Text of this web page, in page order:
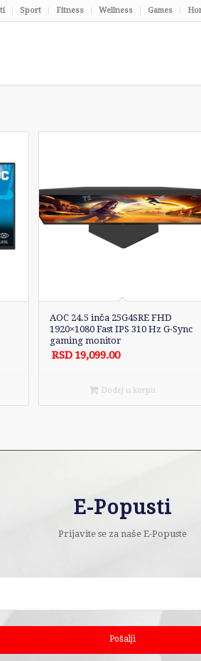
Sport Fitness Wellness Games
AOC 24.5 inča 25G4SRE FHD
1920×1080 Fast IPS 310 Hz G-Sync
gaming monitor
RSD 19,099.00
Dodaj u korpu
E-Popusti
Prijavite se za naše E-Popuste